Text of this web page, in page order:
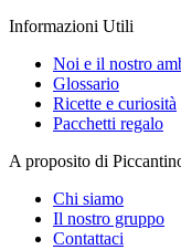
Informazioni Utili
Noi e il nostro
Glossario
Ricette e curiosità
Pacchetti regalo
A proposito di
Chi siamo
Il nostro gruppo
Contattaci